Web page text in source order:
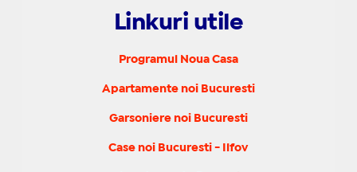
Linkuri utile
Programul Noua Casa
Apartamente noi Bucuresti
Garsoniere noi Bucuresti
Case noi Bucuresti - Ilfov